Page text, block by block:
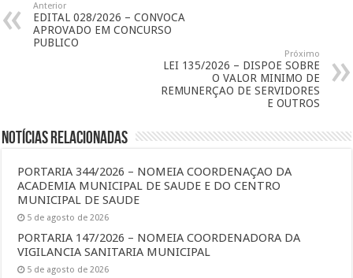
Anterior
EDITAL 028/2026 – CONVOCA
APROVADO EM CONCURSO
PUBLICO
Próximo
LEI 135/2026 – DISPOE SOBRE
O VALOR MINIMO DE
REMUNERÇAO DE SERVIDORES
E OUTROS
Notícias Relacionadas
PORTARIA 344/2026 – NOMEIA COORDENAÇAO DA
ACADEMIA MUNICIPAL DE SAUDE E DO CENTRO
MUNICIPAL DE SAUDE
5 de agosto de 2026
PORTARIA 147/2026 – NOMEIA COORDENADORA DA
VIGILANCIA SANITARIA MUNICIPAL
5 de agosto de 2026